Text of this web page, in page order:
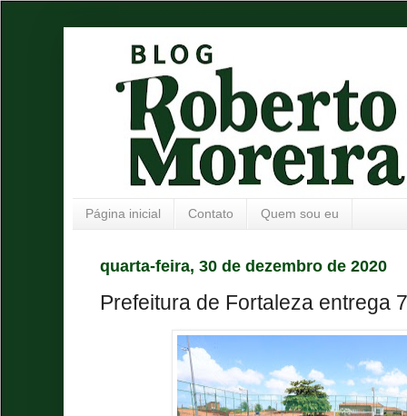
Página inicial Contato Quem sou eu
quarta-feira, 30 de dezembro de 2020
Prefeitura de Fortaleza entrega